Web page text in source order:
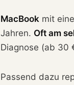
MacBook mit
Jahren. Oft am
Diagnose (ab 30
Passend dazu